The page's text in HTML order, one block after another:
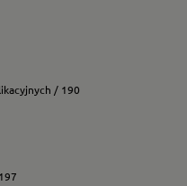
/ 190